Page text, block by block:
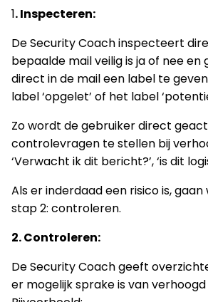
1. Inspecteren:
De Security Coach inspecteert
bepaalde mail veilig is ja of nee
direct in de mail een label te
label ‘opgelet’ of het label
Zo wordt de gebruiker direct
controlevragen te stellen bij
‘Verwacht ik dit bericht?’, ‘is dit
Als er inderdaad een risico is,
stap 2: controleren.
2. Controleren:
De Security Coach geeft
er mogelijk sprake is van